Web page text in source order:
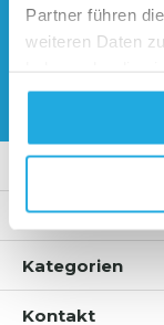
Partner führen
weiteren Daten
gesammelt
0541 700 260
Kundendienst
Mein Konto
Kategorien
Kontakt